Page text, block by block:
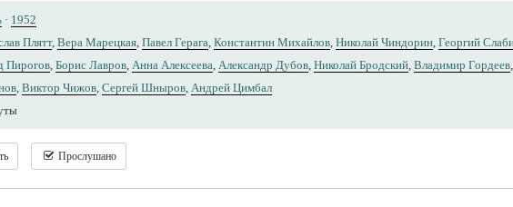
· 1952
Плятт, Вера Марецкая, Павел Герага, Константин Михайлов, Николай Чиндорин, Георгий
Пирогов, Борис Лавров, Анна Алексеева, Александр Дубов, Николай Бродский, Владимир Гордеев,
, Виктор Чижов, Сергей Шныров, Андрей Цимбал
Прослушано